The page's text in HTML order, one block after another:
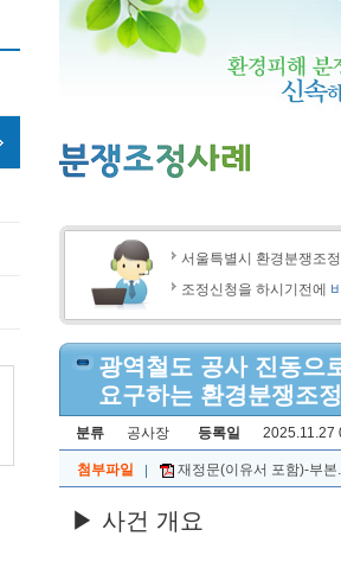
서울특별시 환경분쟁조
조정신청을 하시기전에
광역철도 공사 진동으
요구하는 환경분쟁조
분류 공사장 등록일 2025.11.27
첨부파일 재정문(이유서 포함)-부본
▶ 사건 개요